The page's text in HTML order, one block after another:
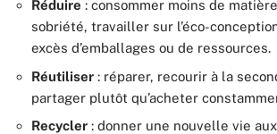
Réduire : consommer moins de
sobriété, travailler sur l’éco-
excès d’emballages ou de ressources.
Réutiliser : réparer, recourir à la
partager plutôt qu’acheter
Recycler : donner une nouvelle vie